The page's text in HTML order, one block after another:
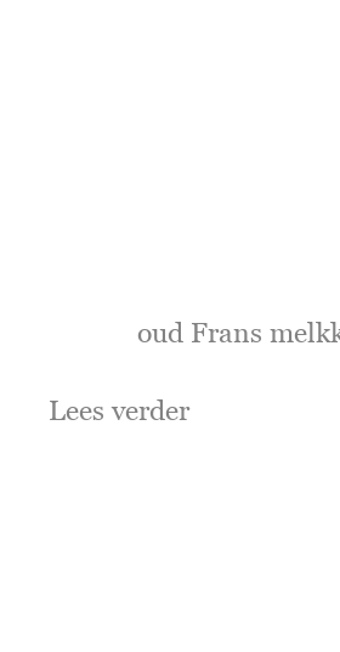
oud Frans
Lees verder